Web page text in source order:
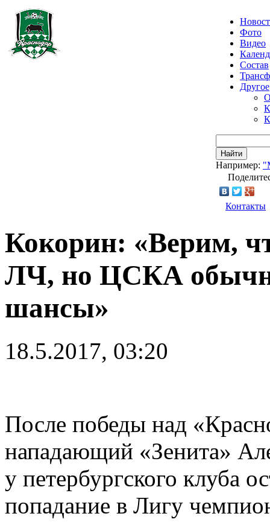
Фото
Видео
Состав
Другое
Найти
Например:
Контакты
Кокорин: «Верим,
ЛЧ, но ЦСКА
шансы»
18.5.2017, 03:20
После победы над
нападающий «Зенита»
у петербургского клуба
попадание в Лигу